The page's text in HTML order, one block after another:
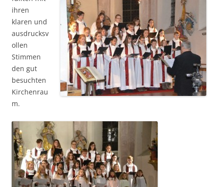
ihren
klaren und
ausdrucksv
ollen
Stimmen
den gut
besuchten
Kirchenrau
m.